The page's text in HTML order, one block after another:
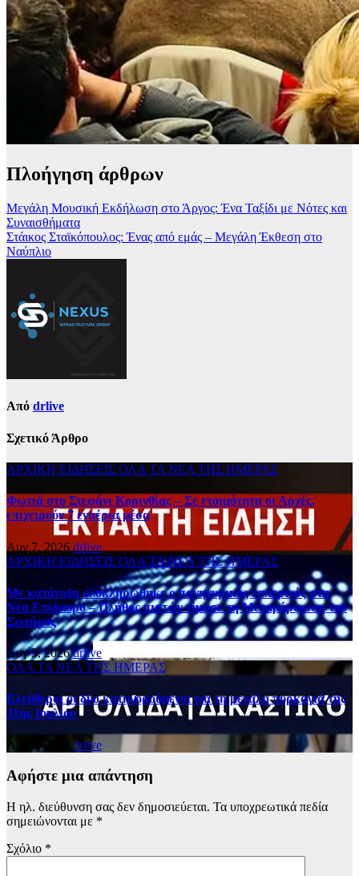
Πλοήγηση άρθρων
Μεγάλη Μουσική Εκδήλωση στο Άργος: Ένα Ταξίδι με Νότες και
Συναισθήματα
Στάικος Σταϊκόπουλος: Ένας από εμάς – Μεγάλη Έκθεση στο
Ναύπλιο
Από drlive
Σχετικό Άρθρο
ΑΡΧΙΚΗ ΕΙΔΗΣΕΙΣ ΟΛΑ ΤΑ ΝΕΑ ΤΗΣ ΗΜΕΡΑΣ
Φωτιά στο Στεφάνι Κορινθίας – Σε ετοιμότητα οι Αρχές,
επιχειρούν 7 εναέρια μέσα
Αυγ 7, 2026drlive
ΑΡΧΙΚΗ ΕΙΔΗΣΕΙΣ ΟΛΑ ΤΑ ΝΕΑ ΤΗΣ ΗΜΕΡΑΣ
Με κατάνυξη ολοκληρώθηκε ο πανηγυρικός εσπερινός στη
Νέα Επίδαυρο – Πλήθος πιστών τίμησε τη Μεταμόρφωση του
Σωτήρος
Αυγ 5, 2026drlive
ΟΛΑ ΤΑ ΝΕΑ ΤΗΣ ΗΜΕΡΑΣ
Ελεύθεροι οι δύο κατηγορούμενοι για τη μεγάλη πυρκαγιά της
31ης Ιουλίου
Αυγ 5, 2026 drlive
Αφήστε μια απάντηση
Η ηλ. διεύθυνση σας δεν δημοσιεύεται. Τα υποχρεωτικά πεδία
σημειώνονται με *
Σχόλιο *